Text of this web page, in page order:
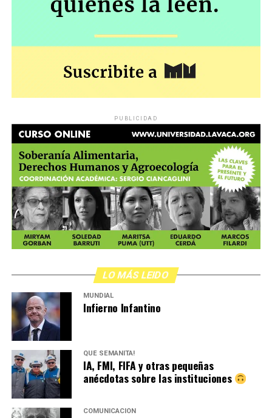
PUBLICIDAD
LO MÁS LEIDO
MUNDIAL
Infierno Infantino
QUÉ SEMANITA!
IA, FMI, FIFA y otras pequeñas
anécdotas sobre las instituciones
COMUNICACIÓN